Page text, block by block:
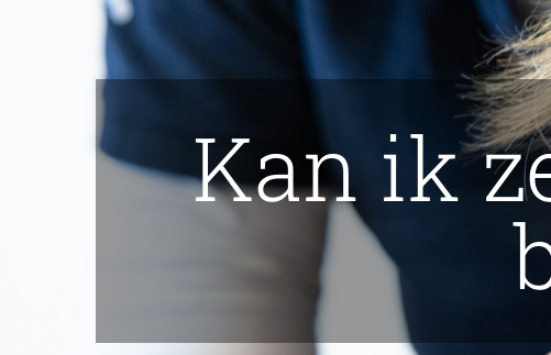
Kan ik